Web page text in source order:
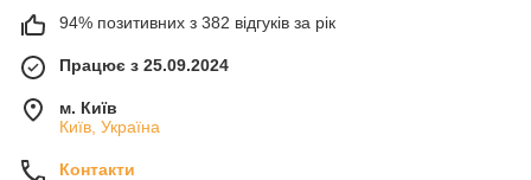
94% позитивних з 382 відгуків за рік
Працює з 25.09.2024
м. Київ
Київ, Україна
Контакти